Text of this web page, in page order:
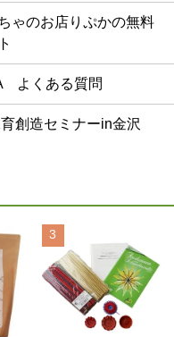
ゃのお店りぷかの無料
よくある質問
創造セミナーin金沢
3